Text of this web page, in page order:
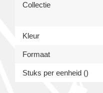
Collectie
Kleur
Formaat
Stuks per eenheid ()